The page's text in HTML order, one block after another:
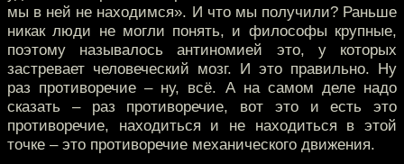
мы в ней не находимся». И что мы получили? Раньше
никак люди не могли понять, и философы крупные,
поэтому называлось антиномией это, у которых
застревает человеческий мозг. И это правильно. Ну
раз противоречие – ну, всё. А на самом деле надо
сказать – раз противоречие, вот это и есть это
противоречие, находиться и не находиться в этой
точке – это противоречие механического движения.